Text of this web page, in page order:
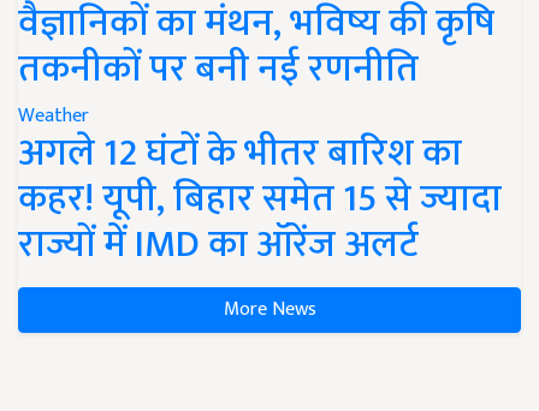
वैज्ञानिकों का मंथन, भविष्य की कृषि
तकनीकों पर बनी नई रणनीति
Weather
अगले 12 घंटों के भीतर बारिश का
कहर! यूपी, बिहार समेत 15 से ज्यादा
राज्यों में IMD का ऑरेंज अलर्ट
More News